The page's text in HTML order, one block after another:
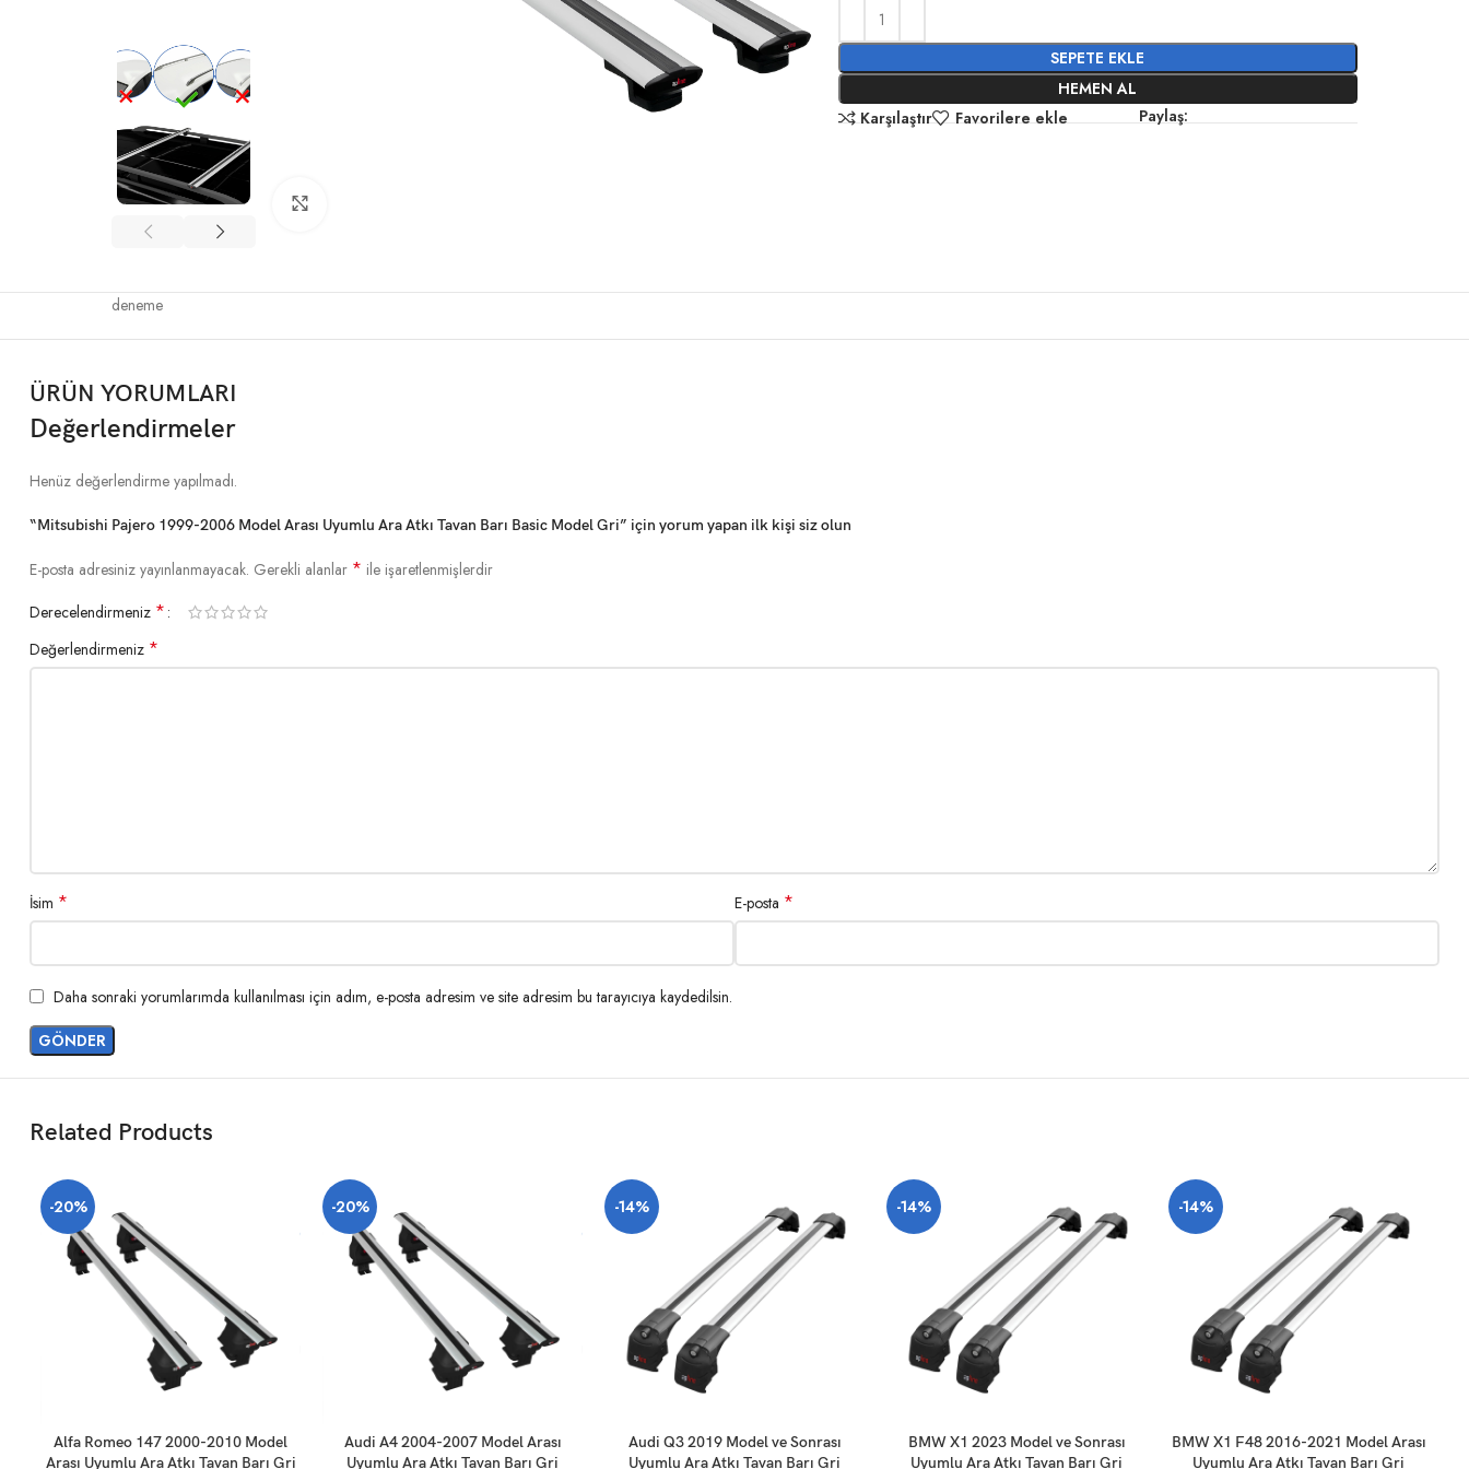
SEPETE EKLE
HEMEN AL
Karşılaştır
Favorilere ekle Paylaş:
deneme
ÜRÜN YORUMLARI
Değerlendirmeler
Henüz değerlendirme yapılmadı.
“Mitsubishi Pajero 1999-2006 Model Arası Uyumlu Ara Atkı Tavan Barı Basic Model Gri” için yorum yapan ilk kişi siz olun
E-posta adresiniz yayınlanmayacak. Gerekli alanlar * ile işaretlenmişlerdir
Derecelendirmeniz *
Değerlendirmeniz *
İsim * E-posta *
Daha sonraki yorumlarımda kullanılması için adım, e-posta adresim ve site adresim bu tarayıcıya kaydedilsin.
Related Products
-20%
SEPETE EKLE
Alfa Romeo 147 2000-2010 Model
Arası Uyumlu Ara Atkı Tavan Barı Gri
-20%
SEPETE EKLE
Audi A4 2004-2007 Model Arası
Uyumlu Ara Atkı Tavan Barı Gri
-14%
SEPETE EKLE
Audi Q3 2019 Model ve Sonrası
Uyumlu Ara Atkı Tavan Barı Gri
-14%
SEPETE EKLE
BMW X1 2023 Model ve Sonrası
Uyumlu Ara Atkı Tavan Barı Gri
-14%
SEPETE EKLE
BMW X1 F48 2016-2021 Model Arası
Uyumlu Ara Atkı Tavan Barı Gri